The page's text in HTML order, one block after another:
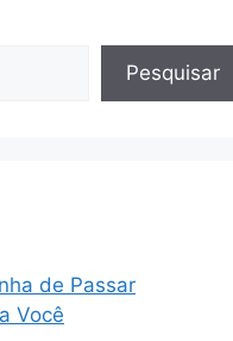
Pesquisar
de Passar
Você